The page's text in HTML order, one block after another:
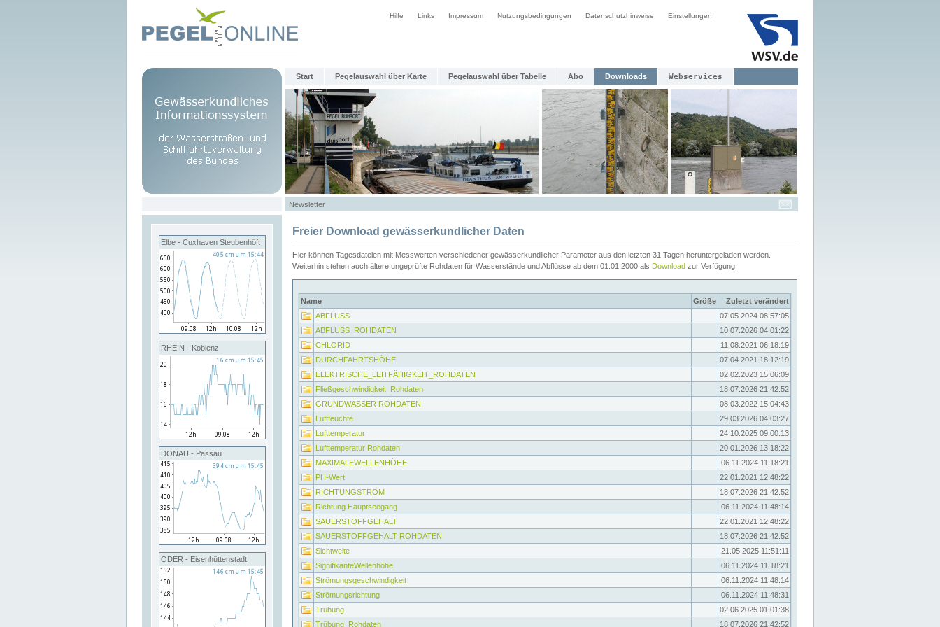
Hilfe Links Impressum Nutzungsbedingungen Datenschutzhinweise Einstellungen
Start Pegelauswahl über Karte Pegelauswahl über Tabelle Abo Downloads Webservices
Newsletter
Elbe - Cuxhaven Steubenhöft
RHEIN - Koblenz
DONAU - Passau
ODER - Eisenhüttenstadt
Freier Download gewässerkundlicher Daten
Hier können Tagesdateien mit Messwerten verschiedener gewässerkundlicher Parameter aus den letzten 31 Tagen heruntergeladen werden.
Weiterhin stehen auch ältere ungeprüfte Rohdaten für Wasserstände und Abflüsse ab dem 01.01.2000 als Download zur Verfügung.
Name Größe
Zuletzt verändert
ABFLUSS
07.05.2024 08:57:05
ABFLUSS_ROHDATEN
10.07.2026 04:01:22
CHLORID
11.08.2021 06:18:19
DURCHFAHRTSHÖHE
07.04.2021 18:12:19
ELEKTRISCHE_LEITFÄHIGKEIT_ROHDATEN
02.02.2023 15:06:09
Fließgeschwindigkeit_Rohdaten
18.07.2026 21:42:52
GRUNDWASSER ROHDATEN
08.03.2022 15:04:43
Luftfeuchte
29.03.2026 04:03:27
Lufttemperatur
24.10.2025 09:00:13
Lufttemperatur Rohdaten
20.01.2026 13:18:22
MAXIMALEWELLENHÖHE
06.11.2024 11:18:21
PH-Wert
22.01.2021 12:48:22
RICHTUNGSTROM
18.07.2026 21:42:52
Richtung Hauptseegang
06.11.2024 11:48:14
SAUERSTOFFGEHALT
22.01.2021 12:48:22
SAUERSTOFFGEHALT ROHDATEN
18.07.2026 21:42:52
Sichtweite
21.05.2025 11:51:11
SignifikanteWellenhöhe
06.11.2024 11:18:21
Strömungsgeschwindigkeit
06.11.2024 11:48:14
Strömungsrichtung
06.11.2024 11:48:31
Trübung
02.06.2025 01:01:38
Trübung_Rohdaten
18.07.2026 21:42:52